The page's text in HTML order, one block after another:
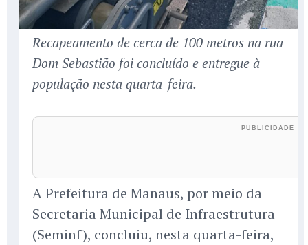
Recapeamento de cerca de 100 metros na rua
Dom Sebastião foi concluído e entregue à
população nesta quarta-feira.
A Prefeitura de Manaus, por meio da
Secretaria Municipal de Infraestrutura
(Seminf), concluiu, nesta quarta-feira,